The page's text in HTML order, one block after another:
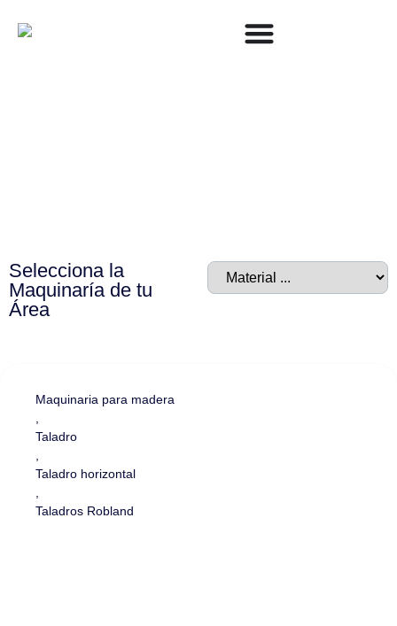
Selecciona la
Maquinaría de tu
Área
Maquinaria para madera
Taladro
Taladro horizontal
Taladros Robland